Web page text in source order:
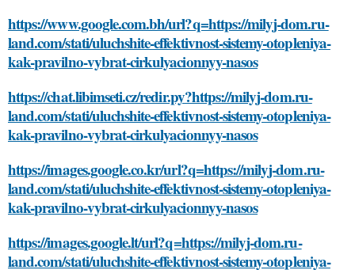
https://www.google.com.bh/url?q=https://milyj-dom.ru-
land.com/stati/uluchshite-effektivnost-sistemy-otopleniya-
kak-pravilno-vybrat-cirkulyacionnyy-nasos
https://chat.libimseti.cz/redir.py?https://milyj-dom.ru-
land.com/stati/uluchshite-effektivnost-sistemy-otopleniya-
kak-pravilno-vybrat-cirkulyacionnyy-nasos
https://images.google.co.kr/url?q=https://milyj-dom.ru-
land.com/stati/uluchshite-effektivnost-sistemy-otopleniya-
kak-pravilno-vybrat-cirkulyacionnyy-nasos
https://images.google.lt/url?q=https://milyj-dom.ru-
land.com/stati/uluchshite-effektivnost-sistemy-otopleniya-